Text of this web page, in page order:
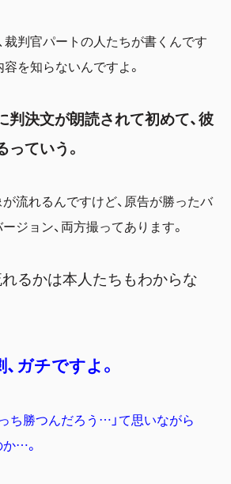
裁判官パートの人たちが書くんです
容を知らないんですよ。
判決文が朗読されて初めて、彼
ていう。
流れるんですけど、 原告が勝ったバ
ジョン、両方撮ってあります。
れるかは本人たちもわからな
ガチですよ。
ち勝つんだろう…」て思いながら
…。